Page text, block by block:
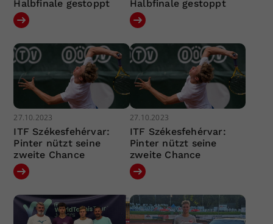
Halbfinale gestoppt Halbfinale gestoppt
27.10.2023
ITF Székesfehérvar:
Pinter nützt seine
zweite Chance
27.10.2023
ITF Székesfehérvar:
Pinter nützt seine
zweite Chance